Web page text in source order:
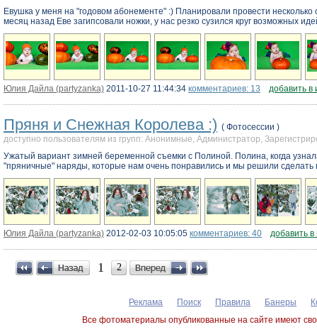
Евушка у меня на "годовом абонементе" :) Планировали провести
месяц назад Еве загипсовали ножки, у нас резко сузился круг возможных
Юлия Дайла (partyzanka) 2011-10-27 11:44:34 комментариев: 13 добавить в
Пряня и Снежная Королева :) ( Фотосессии )
доступно пользователям из групп: Анонимные, Администратор,
Ужатый вариант зимней беременной съемки с Полиной. Полина, когда
"пряничные" наряды, которые нам очень понравились и мы решили
Юлия Дайла (partyzanka) 2012-02-03 10:05:05 комментариев: 40 добавить
1 2
Реклама Поиск Правила Банеры
Все фотоматериалы опубликованные на сайте имеют